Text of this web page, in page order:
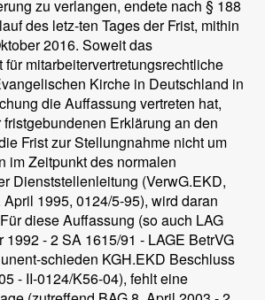
zu verlangen, endete nach § 188
des letz-ten Tages der Frist, mithin
2016. Soweit das
mitarbeitervertretungsrechtliche
Kirche in Deutschland in
die Auffassung vertreten hat,
Erklärung an den
Frist zur Stellungnahme nicht um
im Zeitpunkt des normalen
Dienststellenleitung (VerwG.EKD,
1995, 0124/5-95), wird daran
diese Auffassung (so auch LAG
1992 - 2 SA 1615/91 - LAGE BetrVG
schieden KGH.EKD Beschluss
- II-0124/K56-04), fehlt eine